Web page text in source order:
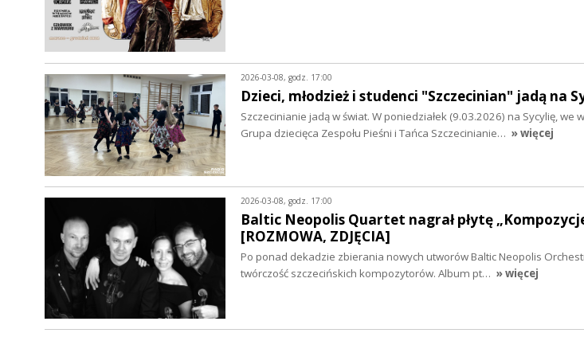
2026-03-08, godz. 17:00
Dzieci, młodzież i studenci "Szczecinian" jadą na
Szczecinianie jadą w świat. W poniedziałek (9.03.2026) na Sycylię, we
Grupa dziecięca Zespołu Pieśni i Tańca Szczecinianie… » więcej
2026-03-08, godz. 17:00
Baltic Neopolis Quartet nagrał płytę
[ROZMOWA, ZDJĘCIA]
Po ponad dekadzie zbierania nowych utworów Baltic Neopolis
twórczość szczecińskich kompozytorów. Album pt… » więcej